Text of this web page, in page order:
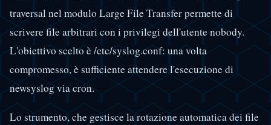
traversal nel modulo Large File Transfer permette di
scrivere file arbitrari con i privilegi dell'utente nobody.
L'obiettivo scelto è /etc/syslog.conf: una volta
compromesso, è sufficiente attendere l'esecuzione di
newsyslog via cron.
Lo strumento, che gestisce la rotazione automatica dei file